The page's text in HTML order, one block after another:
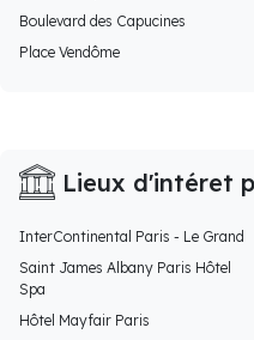
Boulevard des Capucines
Place Vendôme
Lieux d'intéret
InterContinental Paris - Le Grand
Saint James Albany Paris Hôtel
Spa
Hôtel Mayfair Paris